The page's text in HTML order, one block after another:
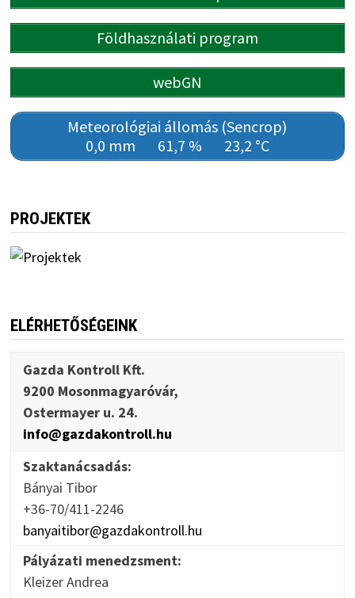
Földhasználati program
webGN
Meteorológiai állomás (Sencrop)
0,0 mm
61,7 % 23,2 °C
PROJEKTEK
ELÉRHETŐSÉGEINK
Gazda Kontroll Kft.
9200 Mosonmagyaróvár,
Ostermayer u. 24.
info@gazdakontroll.hu
Szaktanácsadás:
Bányai Tibor
+36-70/411-2246
banyaitibor@gazdakontroll.hu
Pályázati menedzsment:
Kleizer Andrea